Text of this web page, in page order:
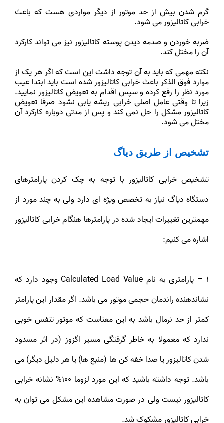
گرم شدن بیش از حد موتور از دیگر مواردی هست که باعث
خرابی کاتالیزور می شود.
ضربه خوردن و صدمه دیدن پوسته کاتالیزور نیز می تواند کارکرد
آن را مختل کند.
نکته مهمی که باید به آن توجه داشت این است که اگر هر یک از
موارد فوق الذکر باعث خرابی کاتالیزور شده است باید ابتدا عیب
مورد نظر را رفع کرده و سپس اقدام به تعویض کاتالیزور نمایید.
زیرا تا وقتی عامل اصلی خرابی ریشه یابی نشود صرفا تعویض
کاتالیزور مشکل را حل نمی کند و پس از مدتی دوباره کارکرد آن
مختل می شود.
تشخیص از طریق دیاگ
تشخیص خرابی کاتالیزور با توجه به چک کردن پارامترهای
دستگاه دیاگ نیاز به تخصص ویژه ای دارد ولی به چند مورد از
مهمترین تغییرات ایجاد شده در پارامترها هنگام خرابی کاتالیزور
اشاره می کنیم:
1 – پارامتری به نام Calculated Load Value وجود دارد که
نشاندهنده راندمان حجمی موتور می باشد. اگر مقدار این پارامتر
کمتر از حد نرمال باشد به این معناست که موتور تنفس خوبی
ندارد که معمولا به خاطر گرفتگی مسیر اگزوز (در اثر مسدود
شدن کاتالیزور یا صدا خفه کن ها (منبع ها) یا هر دلیل دیگر) می
باشد. توجه داشته باشید که این مورد لزوما 100% نشانه خرابی
کاتالیزور نیست ولی در صورت مشاهده این مشکل می توان به
خرابی کاتالیزور مشکوک شد.